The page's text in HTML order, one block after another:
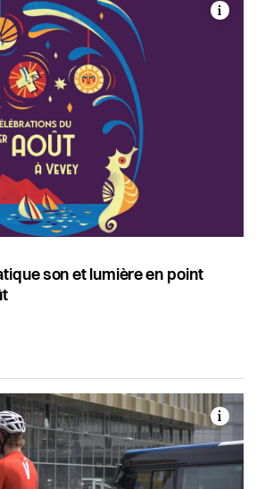
son et lumière en point